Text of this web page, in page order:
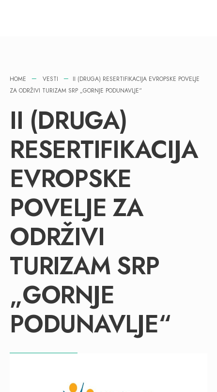
HOME VESTI
II (DRUGA) RESERTIFIKACIJA EVROPSKE POVELJE
ZA ODRŽIVI TURIZAM SRP „GORNJE PODUNAVLJE“
II (DRUGA)
RESERTIFIKACIJA
EVROPSKE
POVELJE ZA
ODRŽIVI
TURIZAM SRP
„GORNJE
PODUNAVLJE“